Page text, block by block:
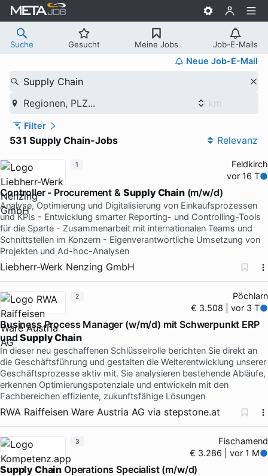
Suche Gesucht Meine Jobs Job-E-Mails
Neue Job-E-Mail
Supply Chain
Regionen, PLZ...
Filter
531 Supply Chain-Jobs Relevanz
Feldkirch
vor 16 T
Controller - Procurement & Supply Chain(m/w/d)
Analyse, Optimierung und Digitalisierung von Einkaufsprozessen
und KPIs - Entwicklung smarter Reporting- und Controlling-Tools
für die Sparte - Zusammenarbeit mit internationalen Teams und
Schnittstellen im Konzern - Eigenverantwortliche Umsetzung von
Projekten und Ad-hoc-Analysen
Liebherr-Werk Nenzing GmbH
1
Pöchlarn
€ 3.508 | vor 3 T
Business Process Manager (w/m/d) mit Schwerpunkt ERP
undSupply Chain
In dieser neu geschaffenen Schlüsselrolle berichten Sie direkt an
die Geschäftsführung und gestalten die Weiterentwicklung unserer
Geschäftsprozesse aktiv mit. Sie analysieren bestehende Abläufe,
erkennen Optimierungspotenziale und entwickeln mit den
Fachbereichen effiziente, zukunftsfähige Lösungen
RWA Raiffeisen Ware Austria AG via stepstone.at
2
Fischamend
€ 3.286 | vor 1 M
Supply Chain Operations Specialist (m/w/d)
3